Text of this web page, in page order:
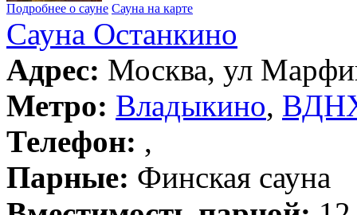
Подробнее о сауне Сауна на карте
Сауна Останкино
Адрес: Москва, ул
Метро: Владыкино,
Телефон: ,
Парные: Финская сауна